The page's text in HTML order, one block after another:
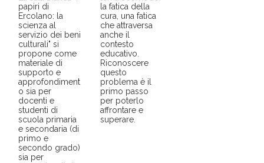
papiri di
Ercolano: la
scienza al
servizio dei beni
culturali" si
propone come
materiale di
supporto e
approfondiment
o sia per
docenti e
studenti di
scuola primaria
e secondaria (di
primo e
secondo grado)
sia per
la fatica della
cura, una fatica
che attraversa
anche il
contesto
educativo.
Riconoscere
questo
problema è il
primo passo
per poterlo
affrontare e
superare.